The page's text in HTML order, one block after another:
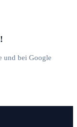
und bei Google